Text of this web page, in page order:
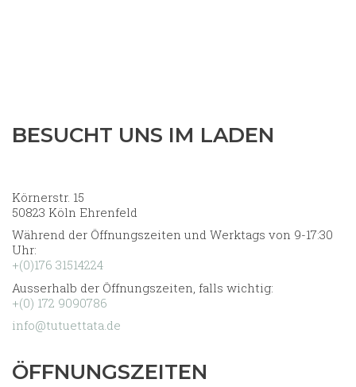
BESUCHT UNS IM LADEN
Körnerstr. 15
50823 Köln Ehrenfeld
Während der Öffnungszeiten und Werktags von 9-17:30
Uhr:
+(0)176 31514224
Ausserhalb der Öffnungszeiten, falls wichtig:
+(0) 172 9090786
info@tutuettata.de
ÖFFNUNGSZEITEN